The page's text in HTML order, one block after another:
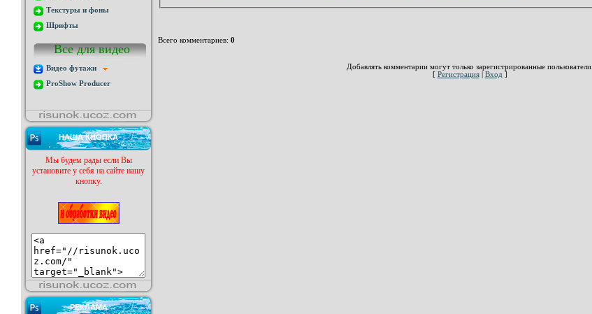
Текстуры и фоны
Шрифты
Все для видео
Видео футажи
ProShow Producer
НАША КНОПКА
Мы будем рады если Вы
установите у себя на сайте нашу
кнопку.
РЕКЛАМА
Всего комментариев: 0
Добавлять комментарии могут только зарегистрированные пользователи.
[ Регистрация| Вход ]